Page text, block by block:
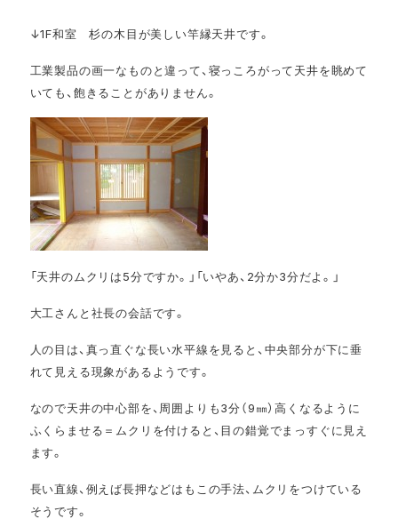
↓1F和室 杉の木目が美しい竿縁天井です。
工業製品の画一なものと違って、寝っころがって天井を眺めて
いても、飽きることがありません。
「天井のムクリは5分ですか。」「いやあ、2分か3分だよ。」
大工さんと社長の会話です。
人の目は、真っ直ぐな長い水平線を見ると、中央部分が下に垂
れて見える現象があるようです。
なので天井の中心部を、周囲よりも3分（9㎜）高くなるように
ふくらませる＝ムクリを付けると、目の錯覚でまっすぐに見え
ます。
長い直線、例えば長押などはもこの手法、ムクリをつけている
そうです。